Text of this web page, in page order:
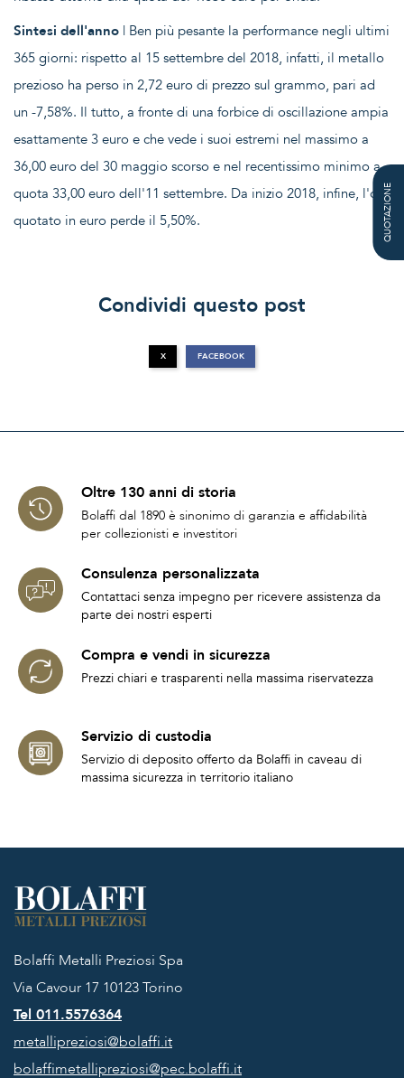
Sintesi dell'anno | Ben più pesante la performance negli ultimi
365 giorni: rispetto al 15 settembre del 2018, infatti, il metallo
prezioso ha perso in 2,72 euro di prezzo sul grammo, pari ad
un -7,58%. Il tutto, a fronte di una forbice di oscillazione ampia
esattamente 3 euro e che vede i suoi estremi nel massimo a
36,00 euro del 30 maggio scorso e nel recentissimo minimo a
quota 33,00 euro dell'11 settembre. Da inizio 2018, infine, l'oro
quotato in euro perde il 5,50%.
Condividi questo post
X FACEBOOK
Oltre 130 anni di storia
Bolaffi dal 1890 è sinonimo di garanzia e affidabilità
per collezionisti e investitori
Consulenza personalizzata
Contattaci senza impegno per ricevere assistenza da
parte dei nostri esperti
Compra e vendi in sicurezza
Prezzi chiari e trasparenti nella massima riservatezza
Servizio di custodia
Servizio di deposito offerto da Bolaffi in caveau di
massima sicurezza in territorio italiano
QUOTAZIONE
Bolaffi Metalli Preziosi Spa
Via Cavour 17 10123 Torino
Tel 011.5576364
metallipreziosi@bolaffi.it
bolaffimetallipreziosi@pec.bolaffi.it